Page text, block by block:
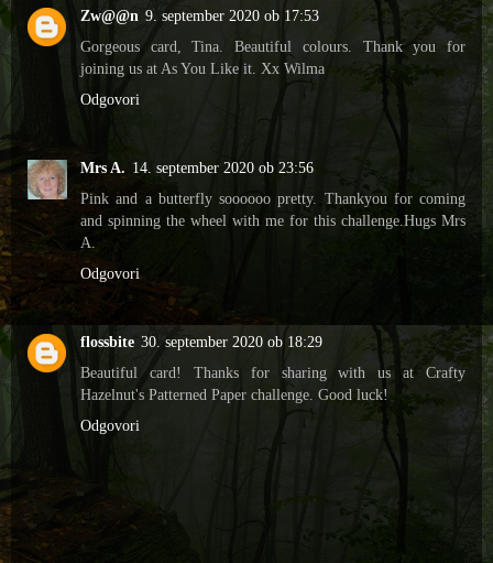
Zw@@n 9. september 2020 ob 17:53
Gorgeous card, Tina. Beautiful colours. Thank you for
joining us at As You Like it. Xx Wilma
Odgovori
Mrs A. 14. september 2020 ob 23:56
Pink and a butterfly soooooo pretty. Thankyou for coming
and spinning the wheel with me for this challenge.Hugs Mrs
A.
Odgovori
flossbite 30. september 2020 ob 18:29
Beautiful card! Thanks for sharing with us at Crafty
Hazelnut's Patterned Paper challenge. Good luck!
Odgovori